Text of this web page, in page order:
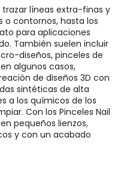
o contornos, hasta los
para aplicaciones
También suelen incluir
diseños, pinceles de
algunos casos,
de diseños 3D con
sintéticas de alta
a los químicos de los
Con los Pinceles Nail
pequeños lienzos,
y con un acabado